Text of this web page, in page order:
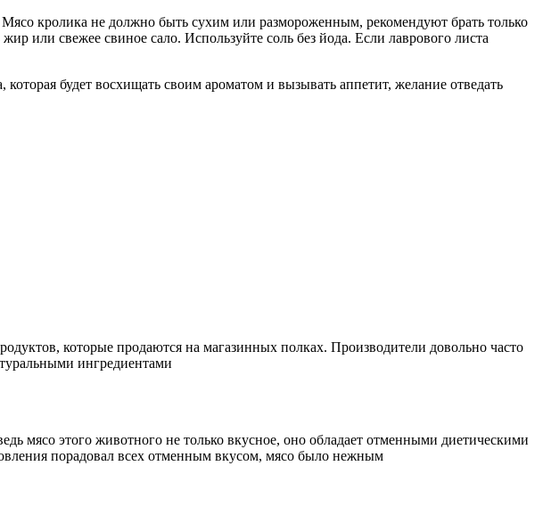
кролика не должно быть сухим или размороженным, рекомендуют брать только
или свежее свиное сало. Используйте соль без йода. Если лаврового листа
будет восхищать своим ароматом и вызывать аппетит, желание отведать
которые продаются на магазинных полках. Производители довольно часто
ингредиентами
мясо этого животного не только вкусное, оно обладает отменными диетическими
порадовал всех отменным вкусом, мясо было нежным